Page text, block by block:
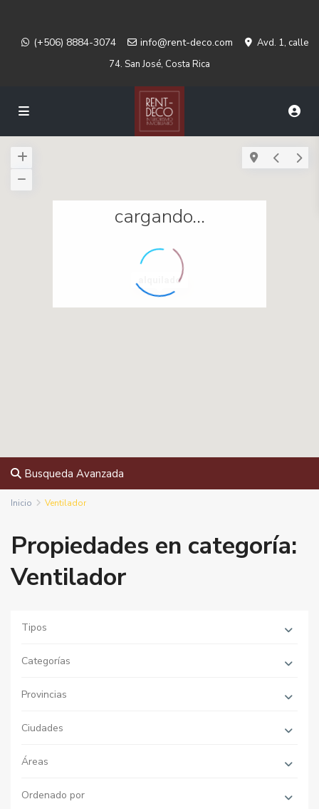
(+506) 8884-3074 info@rent-deco.com
Avd. 1, calle
74. San José, Costa Rica
alquilado
cargando...
Busqueda Avanzada
Inicio Ventilador
Propiedades en categoría:
Ventilador
Tipos
Categorías
Provincias
Ciudades
Áreas
Ordenado por